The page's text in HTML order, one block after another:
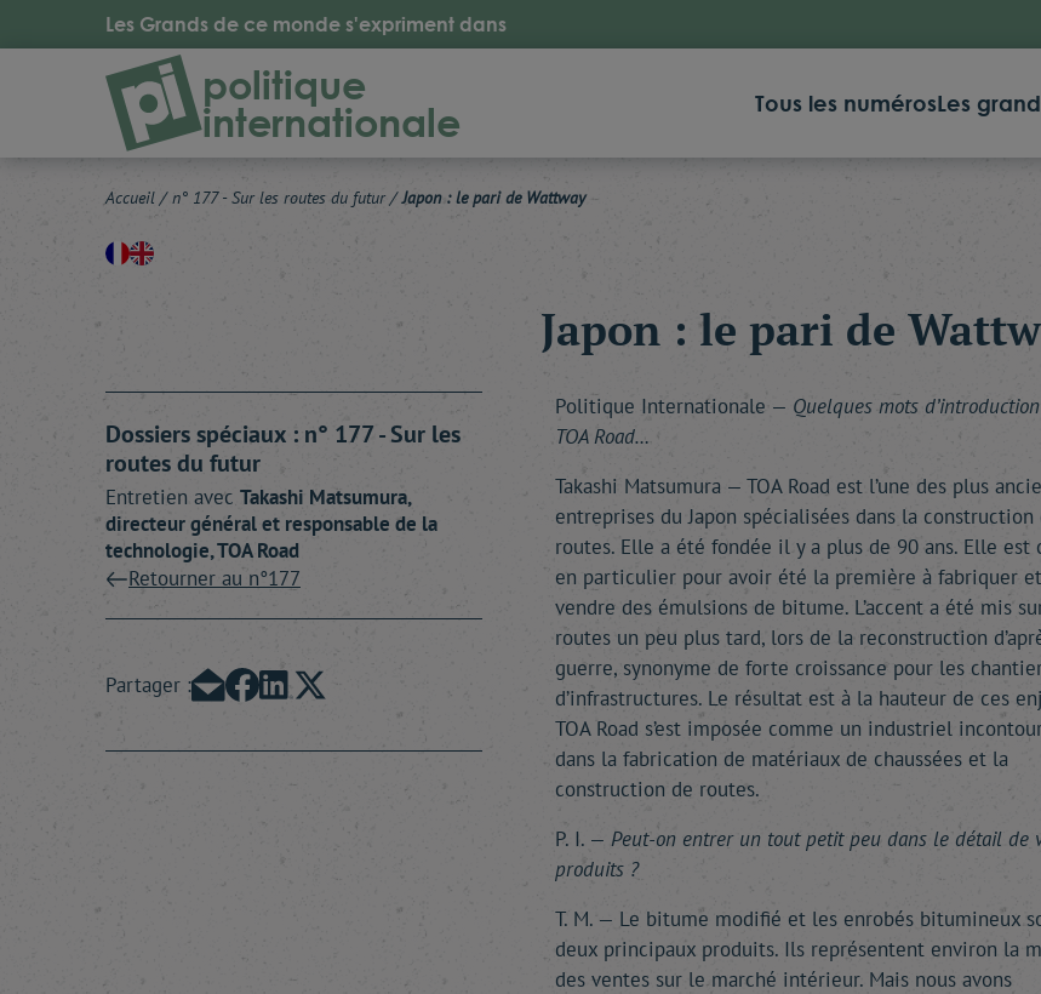
Les Grands de ce monde s'expriment dans
politique
internationale Tous les numérosLes
Accueil / n° 177 - Sur les routes du futur / Japon : le pari de Wattway
Japon : le pari de
Dossiers spéciaux : n° 177 - Sur les
routes du futur
Entretien avec Takashi Matsumura,
directeur général et responsable de la
technologie, TOA Road
Retourner au n°177
Partager :
Politique Internationale — Quelques mots
TOA Road…
Takashi Matsumura — TOA Road est l’une des plus
entreprises du Japon spécialisées dans la construction
routes. Elle a été fondée il y a plus de 90 ans. Elle est
en particulier pour avoir été la première à fabriquer
vendre des émulsions de bitume. L’accent a été mis
routes un peu plus tard, lors de la reconstruction
guerre, synonyme de forte croissance pour les
d’infrastructures. Le résultat est à la hauteur de ces
TOA Road s’est imposée comme un industriel
dans la fabrication de matériaux de chaussées et la
construction de routes.
P. I. — Peut-on entrer un tout petit peu dans le détail de
produits ?
T. M. — Le bitume modifié et les enrobés bitumineux
deux principaux produits. Ils représentent environ la
des ventes sur le marché intérieur. Mais nous avons